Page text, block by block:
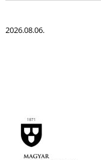
2026.08.06.